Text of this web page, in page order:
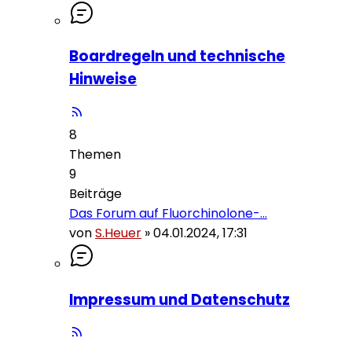
Boardregeln und technische
Hinweise
8
Themen
9
Beiträge
Das Forum auf Fluorchinolone-…
vonS.Heuer »04.01.2024, 17:31
Impressum und Datenschutz